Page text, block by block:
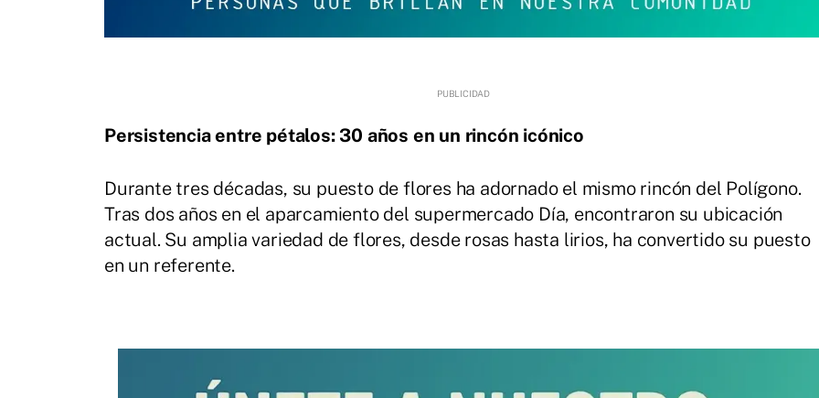
Persistencia entre pétalos: 30 años en un rincón icónico
Durante tres décadas, su puesto de flores ha adornado el mismo rincón del Polígono.
Tras dos años en el aparcamiento del supermercado Día, encontraron su ubicación
actual. Su amplia variedad de flores, desde rosas hasta lirios, ha convertido su puesto
en un referente.